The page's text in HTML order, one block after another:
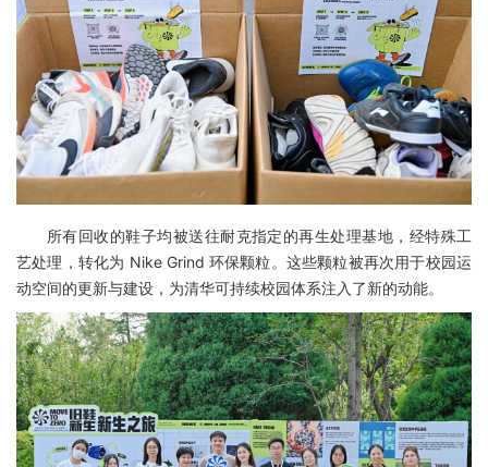
所有回收的鞋子均被送往耐克指定的再生处理基地，经特殊工
艺处理，转化为 Nike Grind 环保颗粒。这些颗粒被再次用于校园运
动空间的更新与建设，为清华可持续校园体系注入了新的动能。